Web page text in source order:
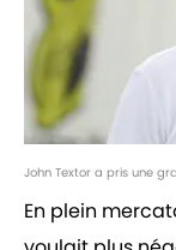
John Textor a pris une
En plein